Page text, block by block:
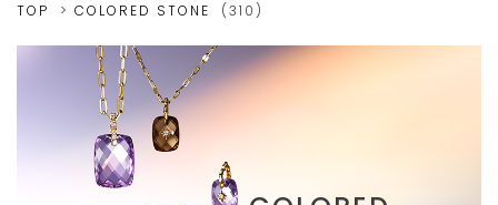
TOP COLORED STONE (310)